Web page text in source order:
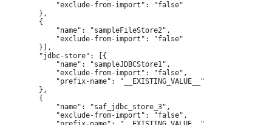
            "exclude-from-import": "false"
        },
        {
            "name": "sampleFileStore2",
            "exclude-from-import": "false"
        }],
        "jdbc-store": [{
            "name": "sampleJDBCStore1",
            "exclude-from-import": "false",
            "prefix-name": "__EXISTING_VALUE__"
        },
        {
            "name": "saf_jdbc_store_3",
            "exclude-from-import": "false",